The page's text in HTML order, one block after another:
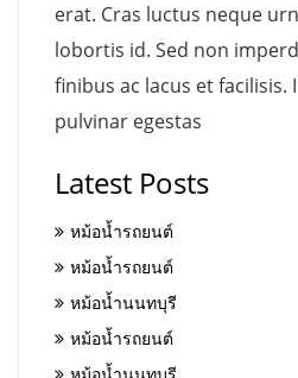
erat. Cras luctus neque
lobortis id. Sed non
finibus ac lacus et facilisis.
pulvinar egestas
Latest Posts
หม้อน้ำรถยนต์
หม้อน้ำรถยนต์
หม้อน้ำนนทบุรี
หม้อน้ำรถยนต์